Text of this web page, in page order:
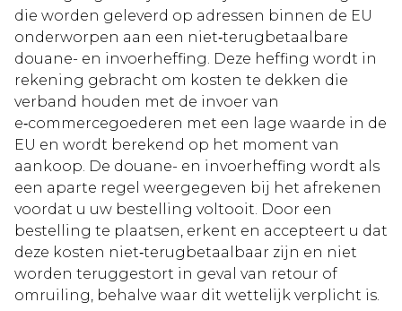
die worden geleverd op adressen binnen de EU
onderworpen aan een niet‑terugbetaalbare
douane- en invoerheffing. Deze heffing wordt in
rekening gebracht om kosten te dekken die
verband houden met de invoer van
e‑commercegoederen met een lage waarde in de
EU en wordt berekend op het moment van
aankoop. De douane- en invoerheffing wordt als
een aparte regel weergegeven bij het afrekenen
voordat u uw bestelling voltooit. Door een
bestelling te plaatsen, erkent en accepteert u dat
deze kosten niet‑terugbetaalbaar zijn en niet
worden teruggestort in geval van retour of
omruiling, behalve waar dit wettelijk verplicht is.